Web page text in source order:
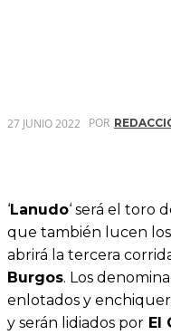
27 JUNIO 2022 POR
‘Lanudo‘ será el toro
que también lucen
abrirá la tercera
Burgos. Los
enlotados y
y serán lidiados por El